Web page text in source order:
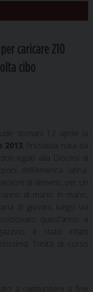
caricare 210
cibo
domani 12 aprile
la
2013 , l’iniziativa nata da
legati alla Diocesi di
dell’America latina.
di alimenti, per un
di mano in mano,
di giovani, lungo via
quest’anno a
è stato infatti
Trinità di corso
a raggiungere a fine